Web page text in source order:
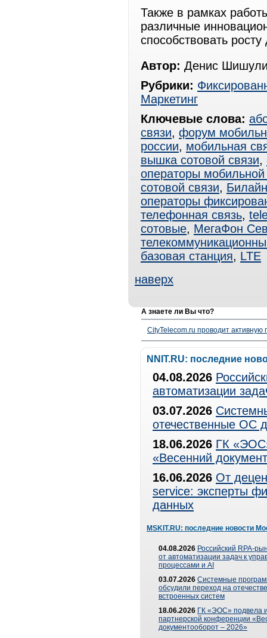
Также в рамках
различные
способствовать
Автор: Денис
Рубрики:
Маркетинг
Ключевые слова:
связи, форум
россии, мобильная
вышка сотовой связи,
операторы мобильной
сотовой связи, Билайн
операторы
телефонная связь,
сотовые, МегаФон
базовая станция, LTE
наверх
А знаете ли Вы что?
CityTelecom.ru проводит активную
NNIT.RU: последние
04.08.2026
автоматизации
03.07.2026
отечественные ОС
18.06.2026 ГК
«Весенний
16.06.2026 От
service: эксперты
данных
MSKIT.RU: последние новости
04.08.2026 Российский RPA-
от автоматизации задач к
процессами и AI
03.07.2026 Системные
обсудили переход на
встроенных систем
18.06.2026 ГК «ЭОС» подвела
партнерской конференции
документооборот – 2026»